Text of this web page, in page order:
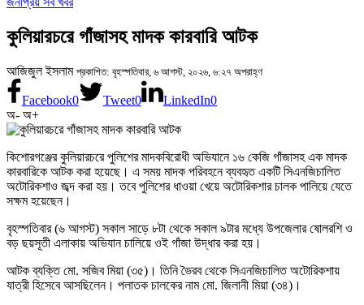
কুলিয়ারচরে গাঁজাসহ মাদক কারবারি আটক
আজিজুল ইসলাম প্রকাশিত: বৃহস্পতিবার, ৬ আগস্ট, ২০২৬, ৬:২৭ অপরাহ্ণ
Facebook0 Tweet0 LinkedIn0
অ- অ+
কিশোরগঞ্জের কুলিয়ারচরে পুলিশের মাদকবিরোধী অভিযানে ১৬ কেজি গাঁজাসহ এক মাদক
কারবারিকে আটক করা হয়েছে। এ সময় মাদক পরিবহনে ব্যবহৃত একটি সিএনজিচালিত
অটোরিকশাও জব্দ করা হয়। তবে পুলিশের ধাওয়া খেয়ে অটোরিকশার চালক পালিয়ে যেতে
সক্ষম হয়েছেন।
বৃহস্পতিবার (৬ আগস্ট) সকাল সাড়ে ৮টা থেকে সকাল ৯টার মধ্যে উপজেলার ষোলরশি ও
বড় ছয়সূতী এলাকায় অভিযান চালিয়ে ওই গাঁজা উদ্ধার করা হয়।
আটক ব্যক্তি মো. সজিব মিয়া (৩৫)। তিনি ভৈরব থেকে সিএনজিচালিত অটোরিকশায়
যাত্রী হিসেবে আসছিলেন। পলাতক চালকের নাম মো. জিলানী মিয়া (৩৪)।